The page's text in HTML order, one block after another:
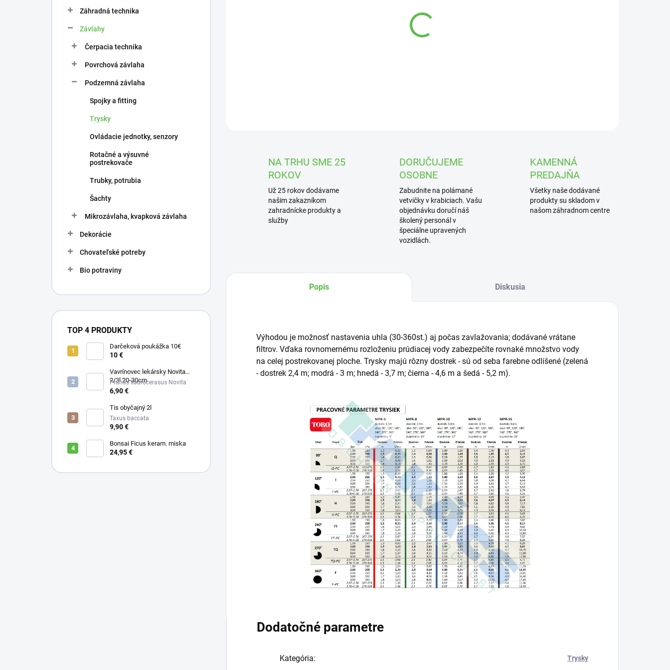
Záhradná technika
Závlahy
Čerpacia technika
Povrchová závlaha
Podzemná závlaha
Spojky a fitting
Trysky
Ovládacie jednotky, senzory
Rotačné a výsuvné
postrekovače
Trubky, potrubia
Šachty
Mikrozávlaha, kvapková závlaha
Dekorácie
Chovateľské potreby
Bio potraviny
TOP 4 PRODUKTY
Darčeková poukážka 10€
10 €
Vavrínovec lekársky Novita
2/3l 20-30cm
Prunus llaurocerasus Novita
6,90 €
Tis obyčajný 2l
Taxus baccata
9,90 €
Bonsai Ficus keram. miska
24,95 €
NA TRHU SME 25
ROKOV
Už 25 rokov dodávame
našim zakazníkom
zahradnícke produkty a
služby
DORUČUJEME
OSOBNE
Zabudnite na polámané
vetvičky v krabiciach. Vašu
objednávku doručí náš
školený personál v
špeciálne upravených
vozidlách.
KAMENNÁ
PREDAJŇA
Všetky naše dodávané
produkty su skladom v
našom záhradnom centre
Popis Diskusia
Výhodou je možnosť nastavenia uhla (30-360st.) aj počas zavlažovania; dodávané vrátane
filtrov. Vďaka rovnomernému rozloženiu prúdiacej vody zabezpečíte rovnaké množstvo vody
na celej postrekovanej ploche. Trysky majú rôzny dostrek - sú od seba farebne odlíšené (zelená
- dostrek 2,4 m; modrá - 3 m; hnedá - 3,7 m; čierna - 4,6 m a šedá - 5,2 m).
Dodatočné parametre
Kategória: Trysky